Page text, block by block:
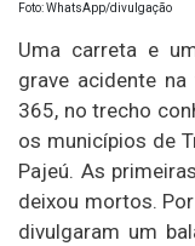
Foto: WhatsApp/divulgação
Uma carreta e
grave acidente
365, no trecho
os municípios de
Pajeú. As
deixou mortos.
divulgaram um